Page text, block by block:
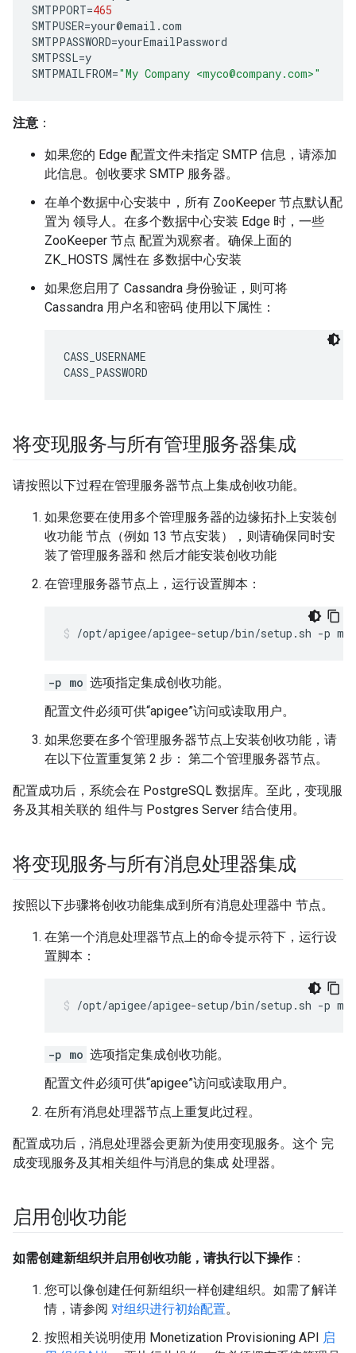
SMTPPORT=465
SMTPUSER=your@email .com
SMTPPASSWORD=yourEmailPassword
SMTPSSL=y
SMTPMAILFROM="My Company <myco@company.com>"
注意 ：
如果您的 Edge 配置文件未指定 SMTP 信息，请添加
此信息。创收要求 SMTP 服务器。
在单个数据中心安装中，所有 ZooKeeper 节点默认配
置为 领导人。在多个数据中心安装 Edge 时，一些
ZooKeeper 节点 配置为观察者。确保上面的
ZK_HOSTS 属性在 多数据中心安装
如果您启用了 Cassandra 身份验证，则可将
Cassandra 用户名和密码 使用以下属性：
CASS_USERNAME
CASS_PASSWORD
将变现服务与所有管理服务器集成
请按照以下过程在管理服务器节点上集成创收功能。
如果您要在使用多个管理服务器的边缘拓扑上安装创
收功能 节点（例如 13 节点安装），则请确保同时安
装了管理服务器和 然后才能安装创收功能
在管理服务器节点上，运行设置脚本：
/opt/apigee/apigee-setup/bin/setup.sh -p
-p mo 选项指定集成创收功能。
配置文件必须可供“apigee”访问或读取用户。
如果您要在多个管理服务器节点上安装创收功能，请
在以下位置重复第 2 步： 第二个管理服务器节点。
配置成功后，系统会在 PostgreSQL 数据库。至此，变现服
务及其相关联的 组件与 Postgres Server 结合使用。
将变现服务与所有消息处理器集成
按照以下步骤将创收功能集成到所有消息处理器中 节点。
在第一个消息处理器节点上的命令提示符下，运行设
置脚本：
/opt/apigee/apigee-setup/bin/setup.sh -p
-p mo 选项指定集成创收功能。
配置文件必须可供“apigee”访问或读取用户。
在所有消息处理器节点上重复此过程。
配置成功后，消息处理器会更新为使用变现服务。这个 完
成变现服务及其相关组件与消息的集成 处理器。
启用创收功能
如需创建新组织并启用创收功能，请执行以下操作：
您可以像创建任何新组织一样创建组织。如需了解详
情，请参阅 对组织进行初始配置。
按照相关说明使用 Monetization Provisioning API 启